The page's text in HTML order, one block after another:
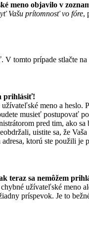
meno objavilo v
Vašu prítomnosť vo fóre,
V tomto prípade stlačte
prihlásiť!
meno a
musieť postupovať
pred tim, ako
uistite sa, že
ktorú ste použili je
teraz sa nemôžem
užívateľské meno
príspevok. Je to